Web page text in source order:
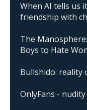
When AI tells us
friendship with
The
Boys to Hate
Bullshido: reality
OnlyFans -